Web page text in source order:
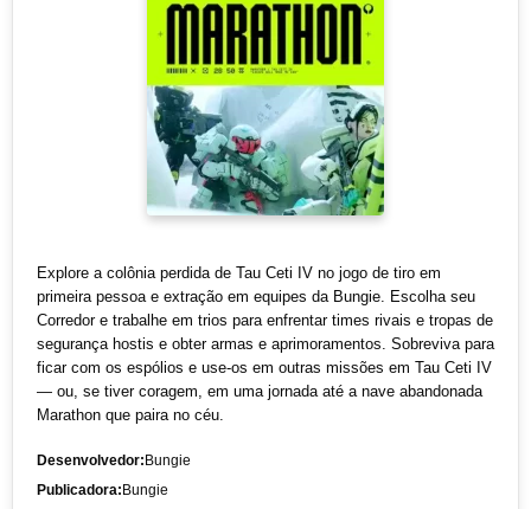
Explore a colônia perdida de Tau Ceti IV no jogo de tiro em
primeira pessoa e extração em equipes da Bungie. Escolha seu
Corredor e trabalhe em trios para enfrentar times rivais e tropas de
segurança hostis e obter armas e aprimoramentos. Sobreviva para
ficar com os espólios e use-os em outras missões em Tau Ceti IV
— ou, se tiver coragem, em uma jornada até a nave abandonada
Marathon que paira no céu.
Desenvolvedor: Bungie
Publicadora:Bungie